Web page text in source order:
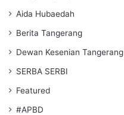
Aida Hubaedah
Berita Tangerang
Dewan Kesenian Tangerang
SERBA SERBI
Featured
#APBD